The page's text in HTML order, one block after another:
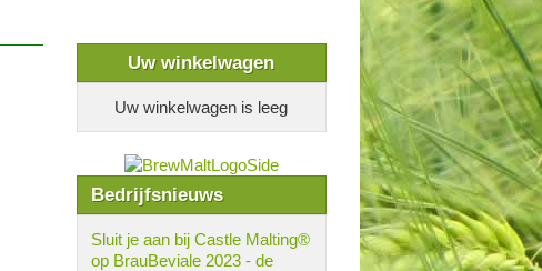
Uw winkelwagen
Uw winkelwagen is leeg
Bedrijfsnieuws
Sluit je aan bij Castle Malting®
op BrauBeviale 2023 - de